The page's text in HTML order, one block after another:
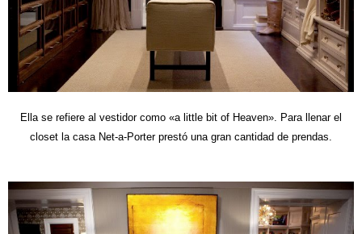
Ella se refiere al vestidor como «a little bit of Heaven». Para llenar el
closet la casa Net-a-Porter prestó una gran cantidad de prendas.